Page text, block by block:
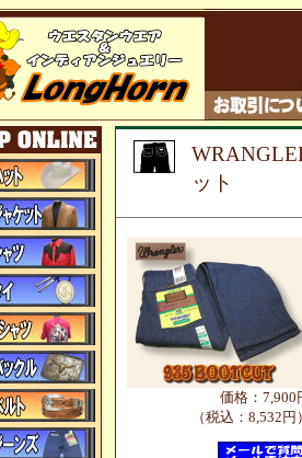
ット
価格：7,900
（税込：8,532円